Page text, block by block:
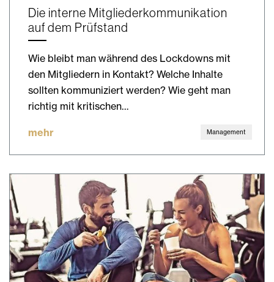
Die interne Mitgliederkommunikation
auf dem Prüfstand
Wie bleibt man während des Lockdowns mit
den Mitgliedern in Kontakt? Welche Inhalte
sollten kommuniziert werden? Wie geht man
richtig mit kritischen…
mehr Management